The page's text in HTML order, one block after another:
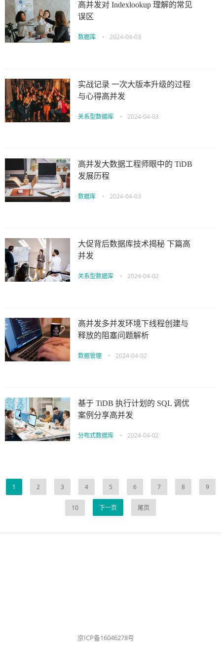
高并发对 Indexlookup 理解的常见
误区
数据库 • 2024-04-03
实战记录 一次大版本升级的过程
与心得高并发
关系型数据库 • 2024-04-03
高并发大数据工程师眼中的 TiDB
发展历程
数据库 • 2024-04-03
大促背后数据库技术揭秘 下篇高
并发
关系型数据库 • 2024-04-02
高并发多并发环境下线程创建与
释放的阻塞问题解析
数据管理 • 2024-04-02
基于 TiDB 执行计划的 SQL 调优
案例分享高并发
分布式数据库 • 2024-04-02
1 2 3 4 5 6 7 8 9
10 下一页 尾页
京ICP备16046278号